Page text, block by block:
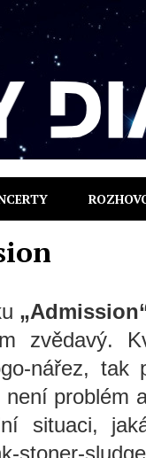
zvědavý.
nářez, tak
problém
situaci,
stoner-